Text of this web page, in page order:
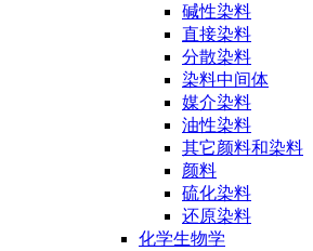
碱性染料
直接染料
分散染料
染料中间体
媒介染料
油性染料
其它颜料和染料
颜料
硫化染料
还原染料
化学生物学